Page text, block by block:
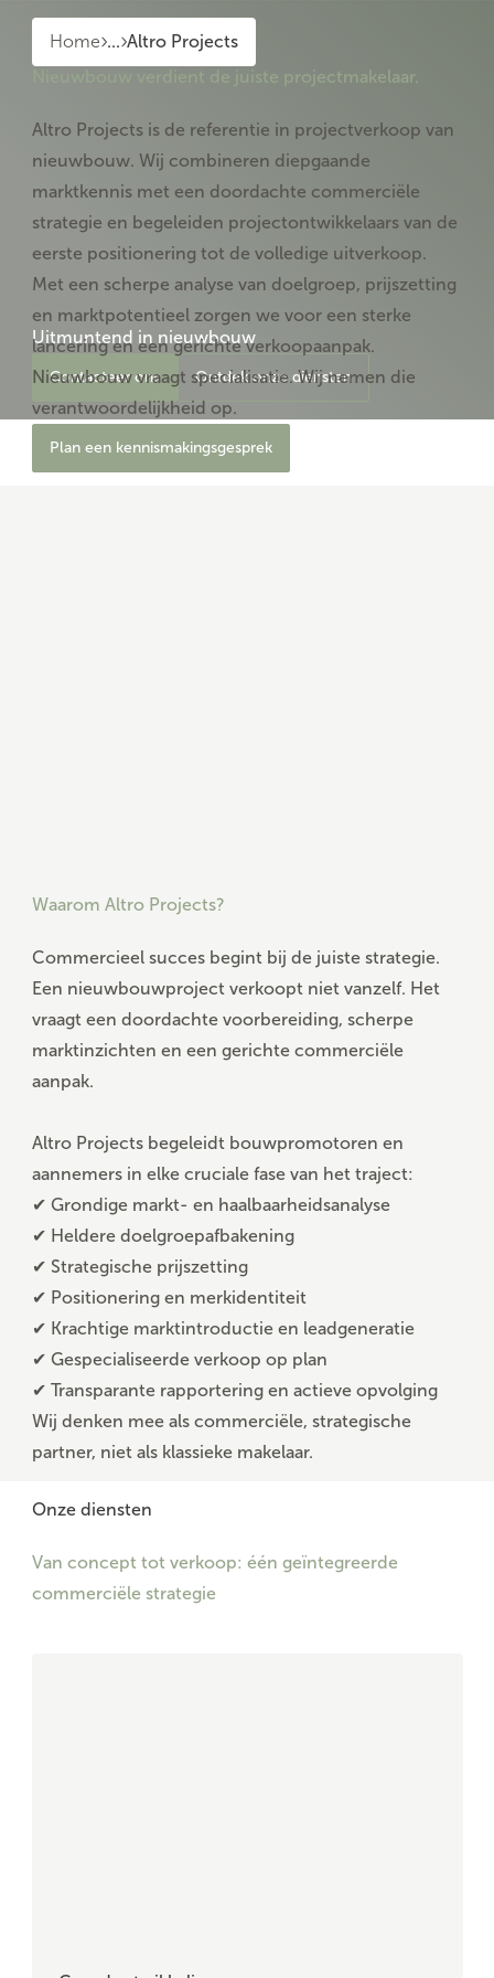
Home ... Altro Projects
Uitmuntend in nieuwbouw
Contacteer ons Ontdek onze diensten
Nieuwbouw verdient de juiste projectmakelaar.
Altro Projects is de referentie in projectverkoop van
nieuwbouw. Wij combineren diepgaande
marktkennis met een doordachte commerciële
strategie en begeleiden projectontwikkelaars van de
eerste positionering tot de volledige uitverkoop.
Met een scherpe analyse van doelgroep, prijszetting
en marktpotentieel zorgen we voor een sterke
lancering en een gerichte verkoopaanpak.
Nieuwbouw vraagt specialisatie. Wij nemen die
verantwoordelijkheid op.
Plan een kennismakingsgesprek
Waarom Altro Projects?
Commercieel succes begint bij de juiste strategie.
Een nieuwbouwproject verkoopt niet vanzelf. Het
vraagt een doordachte voorbereiding, scherpe
marktinzichten en een gerichte commerciële
aanpak.
Altro Projects begeleidt bouwpromotoren en
aannemers in elke cruciale fase van het traject:
✔ Grondige markt- en haalbaarheidsanalyse
✔ Heldere doelgroepafbakening
✔ Strategische prijszetting
✔ Positionering en merkidentiteit
✔ Krachtige marktintroductie en leadgeneratie
✔ Gespecialiseerde verkoop op plan
✔ Transparante rapportering en actieve opvolging
Wij denken mee als commerciële, strategische
partner, niet als klassieke makelaar.
Onze diensten
Van concept tot verkoop: één geïntegreerde
commerciële strategie